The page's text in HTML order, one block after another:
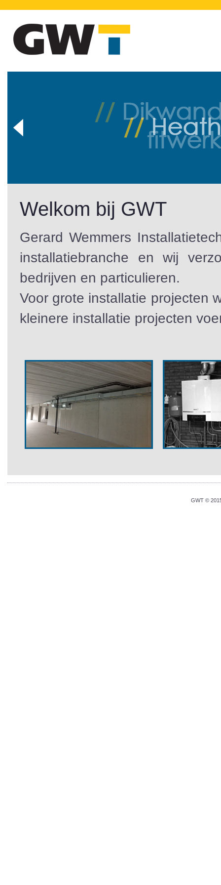
Welkom bij GWT
Gerard Wemmers
installatiebranche en wij
bedrijven en particulieren.
Voor grote installatie projecten
kleinere installatie projecten
GWT ©